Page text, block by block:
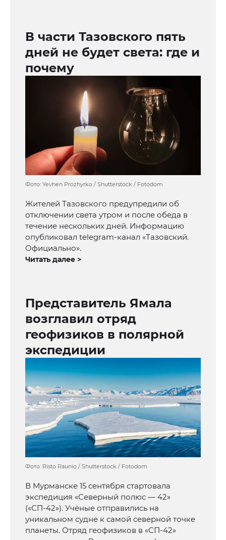
В части Тазовского пять
дней не будет света: где и
почему
Фото: Yevhen Prozhyrko / Shutterstock / Fotodom
Жителей Тазовского предупредили об
отключении света утром и после обеда в
течение нескольких дней. Информацию
опубликовал telegram-канал «Тазовский.
Официально».
Читать далее >
Представитель Ямала
возглавил отряд
геофизиков в полярной
экспедиции
Фото: Risto Raunio / Shutterstock / Fotodom
В Мурманске 15 сентября стартовала
экспедиция «Северный полюс — 42»
(«СП-42»). Учёные отправились на
уникальном судне к самой северной точке
планеты. Отряд геофизиков в «СП-42»